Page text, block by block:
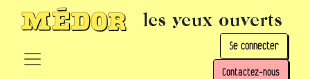
les yeux ouverts
Se connecter
Contactez-nous